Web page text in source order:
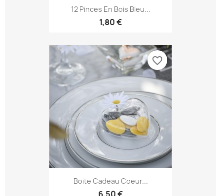
12 Pinces En Bois Bleu...
1,80 €
Boite Cadeau Coeur...
6,50 €
favorite_border